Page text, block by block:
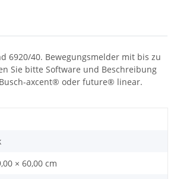
6920/40. Bewegungsmelder mit bis zu
Sie bitte Software und Beschreibung
axcent® oder future® linear.
× 60,00 cm